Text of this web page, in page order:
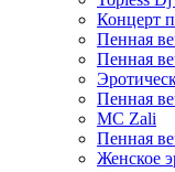
Концерт
Пенная
Пенная
Пенная
MC Zali
Пенная
Женское